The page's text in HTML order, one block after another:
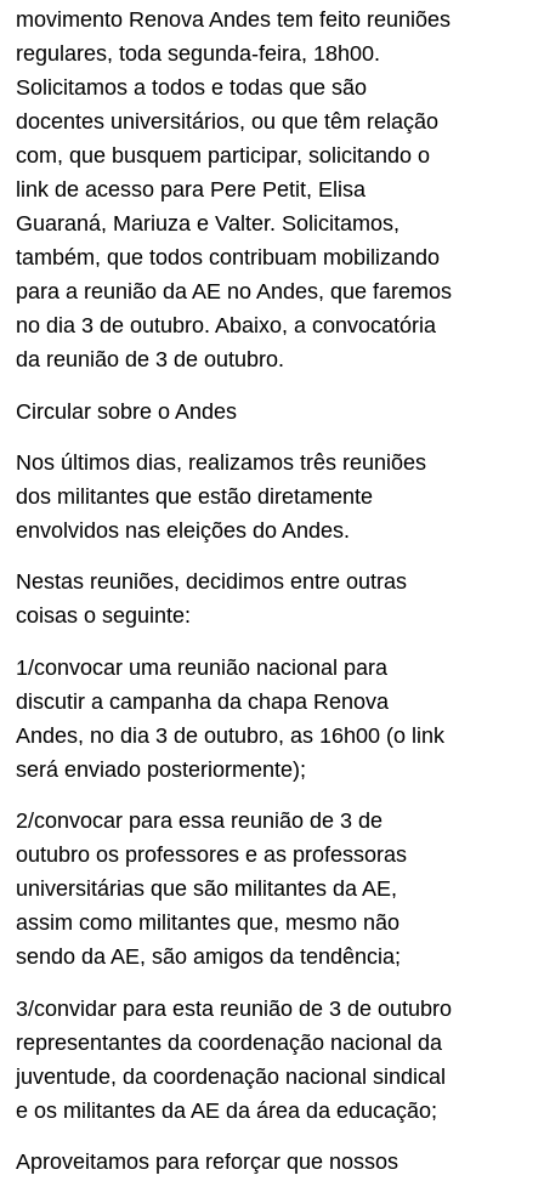
movimento Renova Andes tem feito reuniões
regulares, toda segunda-feira, 18h00.
Solicitamos a todos e todas que são
docentes universitários, ou que têm relação
com, que busquem participar, solicitando o
link de acesso para Pere Petit, Elisa
Guaraná, Mariuza e Valter. Solicitamos,
também, que todos contribuam mobilizando
para a reunião da AE no Andes, que faremos
no dia 3 de outubro. Abaixo, a convocatória
da reunião de 3 de outubro.
Circular sobre o Andes
Nos últimos dias, realizamos três reuniões
dos militantes que estão diretamente
envolvidos nas eleições do Andes.
Nestas reuniões, decidimos entre outras
coisas o seguinte:
1/convocar uma reunião nacional para
discutir a campanha da chapa Renova
Andes, no dia 3 de outubro, as 16h00 (o link
será enviado posteriormente);
2/convocar para essa reunião de 3 de
outubro os professores e as professoras
universitárias que são militantes da AE,
assim como militantes que, mesmo não
sendo da AE, são amigos da tendência;
3/convidar para esta reunião de 3 de outubro
representantes da coordenação nacional da
juventude, da coordenação nacional sindical
e os militantes da AE da área da educação;
Aproveitamos para reforçar que nossos